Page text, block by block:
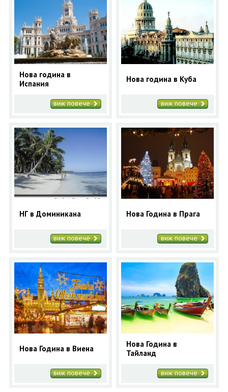
Нова година в
Испания
виж повече
Нова година в Куба
виж повече
НГ в Доминикана
виж повече
Нова Година в Прага
виж повече
Нова Година в Виена
виж повече
Нова Година в
Тайланд
виж повече